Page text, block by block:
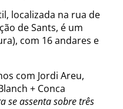
localizada na rua de
de Sants, é um
com 16 andares e
com Jordi Areu,
+ Conca
se assenta sobre três